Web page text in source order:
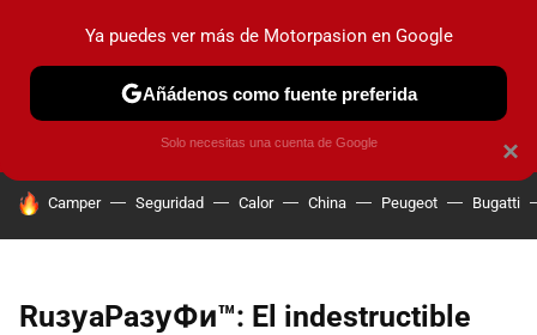
PRUEBAS COCHES ELÉCTRICOS OBSERVATORIO
HOY SE HABLA DE
Camper Seguridad Calor China Peugeot Bugatti
RuзуaPaзуФи™: El indestructible
×
Ya puedes ver más de Motorpasion en Google
Añádenos como fuente preferida
Solo necesitas una cuenta de Google